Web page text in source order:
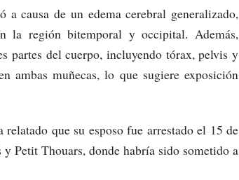
causa de un edema cerebral generalizado,
la región bitemporal y occipital. Además,
partes del cuerpo, incluyendo tórax, pelvis y
ambas muñecas, lo que sugiere exposición
que su esposo fue arrestado el 15 de
Petit Thouars, donde habría sido sometido a